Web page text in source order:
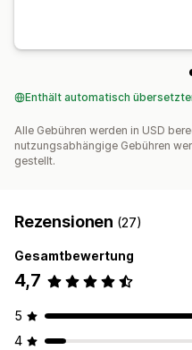
Enthält automatisch
Alle Gebühren werden in USD
nutzungsabhängige Gebühren
gestellt.
Rezensionen (27)
Gesamtbewertung
4,7
5
4